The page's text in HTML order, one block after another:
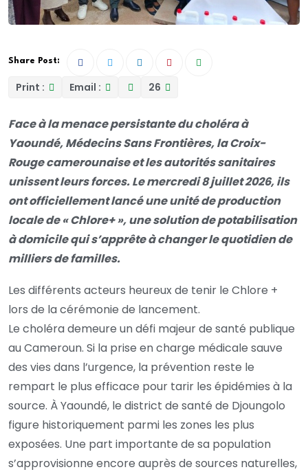
Share Post:
Print : Email : 26
Face à la menace persistante du choléra à
Yaoundé, Médecins Sans Frontières, la Croix-
Rouge camerounaise et les autorités sanitaires
unissent leurs forces. Le mercredi 8 juillet 2026, ils
ont officiellement lancé une unité de production
locale de « Chlore+ », une solution de potabilisation
à domicile qui s’apprête à changer le quotidien de
milliers de familles.
Les différents acteurs heureux de tenir le Chlore +
lors de la cérémonie de lancement.
Le choléra demeure un défi majeur de santé publique
au Cameroun. Si la prise en charge médicale sauve
des vies dans l’urgence, la prévention reste le
rempart le plus efficace pour tarir les épidémies à la
source. À Yaoundé, le district de santé de Djoungolo
figure historiquement parmi les zones les plus
exposées. Une part importante de sa population
s’approvisionne encore auprès de sources naturelles,